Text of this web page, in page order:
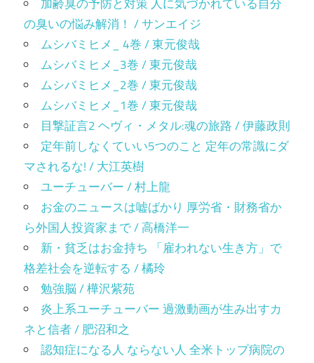
の臭いの悩み解消！ / サンエイジ
ムシバミヒメ_ 4巻 / 東元俊哉
ムシバミヒメ_3巻 / 東元俊哉
ムシバミヒメ_2巻 / 東元俊哉
ムシバミヒメ_1巻 / 東元俊哉
目撃証言2 ヘヴィ・メタル:魂の旅路 / 伊藤政則
定年前しなくていい5つのこと 定年の常識にダ
マされるな! / 大江英樹
ユーチューバー / 村上龍
お金のニュースは嘘ばかり 厚労省・財務省か
ら外国人投資家まで / 高橋洋一
新・貧乏はお金持ち 「雇われない生き方」で
格差社会を逆転する / 橘玲
勉強脳 / 樺沢紫苑
炎上系ユーチューバー 過激動画が生み出すカ
ネと信者 / 肥沼和之
認知症になる人 ならない人 全米トップ病院の